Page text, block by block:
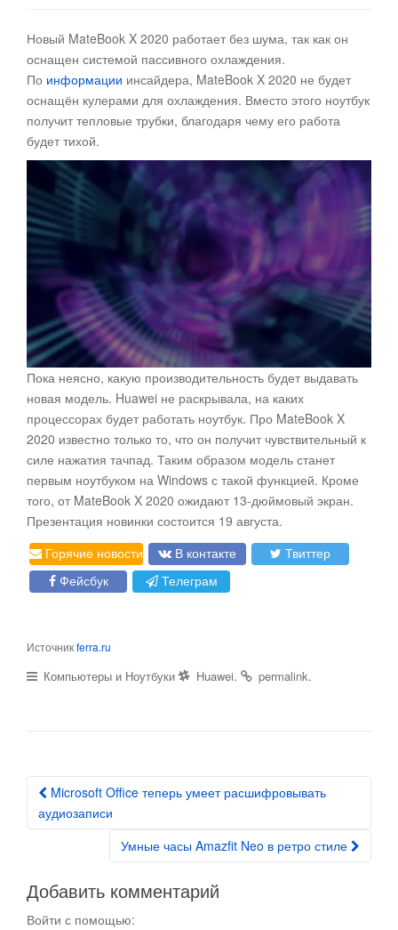
Новый MateBook X 2020 работает без шума, так как он
оснащен системой пассивного охлаждения.
По информации инсайдера, MateBook X 2020 не будет
оснащён кулерами для охлаждения. Вместо этого ноутбук
получит тепловые трубки, благодаря чему его работа
будет тихой.
Пока неясно, какую производительность будет выдавать
новая модель. Huawei не раскрывала, на каких
процессорах будет работать ноутбук. Про MateBook X
2020 известно только то, что он получит чувствительный к
силе нажатия тачпад. Таким образом модель станет
первым ноутбуком на Windows с такой функцией. Кроме
того, от MateBook X 2020 ожидают 13-дюймовый экран.
Презентация новинки состоится 19 августа.
Горячие новости
В контакте
Твиттер
Фейсбук
Телеграм
Источникferra.ru
Компьютеры и Ноутбуки Huawei. permalink.
Post navigation
Microsoft Office теперь умеет расшифровывать
аудиозаписи
Умные часы Amazfit Neo в ретро стиле
Добавить комментарий
Войти с помощью: